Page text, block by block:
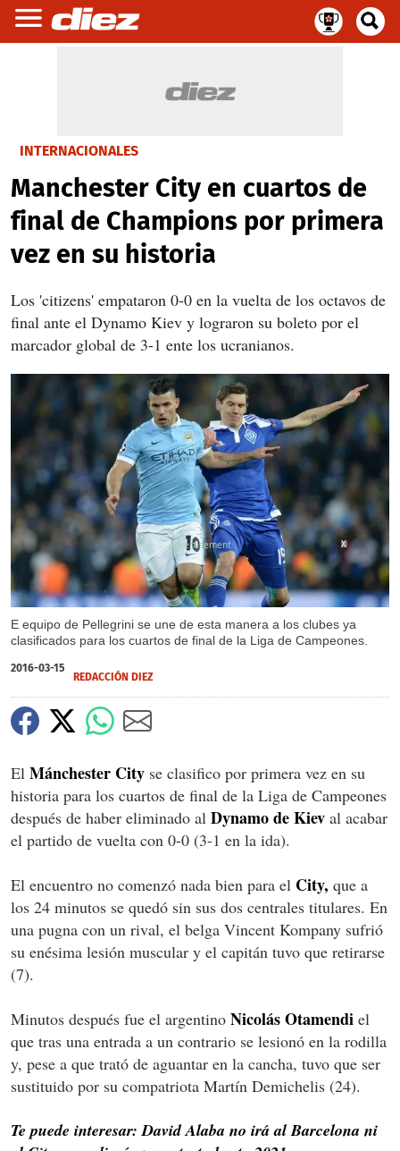
INTERNACIONALES
Manchester City en cuartos de
final de Champions por primera
vez en su historia
Los 'citizens' empataron 0-0 en la vuelta de los octavos de
final ante el Dynamo Kiev y lograron su boleto por el
marcador global de 3-1 ente los ucranianos.
E equipo de Pellegrini se une de esta manera a los clubes ya
clasificados para los cuartos de final de la Liga de Campeones.
X
2016-03-15
REDACCIÓN DIEZ
El Mánchester City se clasifico por primera vez en su
historia para los cuartos de final de la Liga de Campeones
después de haber eliminado al Dynamo de Kiev al acabar
el partido de vuelta con 0-0 (3-1 en la ida).
El encuentro no comenzó nada bien para el City, que a
los 24 minutos se quedó sin sus dos centrales titulares. En
una pugna con un rival, el belga Vincent Kompany sufrió
su enésima lesión muscular y el capitán tuvo que retirarse
(7).
Minutos después fue el argentino Nicolás Otamendi el
que tras una entrada a un contrario se lesionó en la rodilla
y, pese a que trató de aguantar en la cancha, tuvo que ser
sustituido por su compatriota Martín Demichelis (24).
Te puede interesar: David Alaba no irá al Barcelona ni